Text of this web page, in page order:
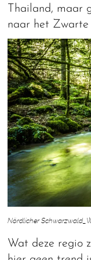
Thailand, maar
naar het Zwarte
Nördlicher
Wat deze regio